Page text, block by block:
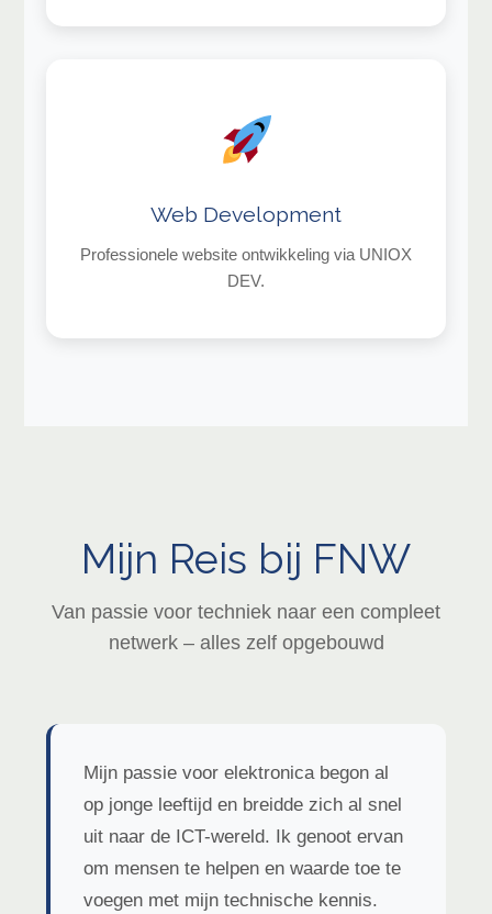
Web Development
Professionele website ontwikkeling via UNIOX
DEV.
Mijn Reis bij FNW
Van passie voor techniek naar een compleet
netwerk – alles zelf opgebouwd
Mijn passie voor elektronica begon al
op jonge leeftijd en breidde zich al snel
uit naar de ICT-wereld. Ik genoot ervan
om mensen te helpen en waarde toe te
voegen met mijn technische kennis.